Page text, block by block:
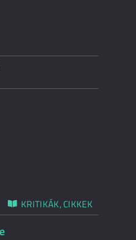
KRITIKÁK, CIKKEK